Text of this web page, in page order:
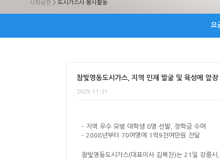
사회공헌 > 도시가스사 봉사활동
요
참빛영동도시가스, 지역 인재 발굴 및 육성에 앞장
2025-11-21
- 지역 우수 모범 대학생 8명 선발
장학금 수여
- 2008년부터 70여명에 1 억 9천여만원 전달
참빛영동도시가스(대표이사 김복천)는 21 일 강릉시